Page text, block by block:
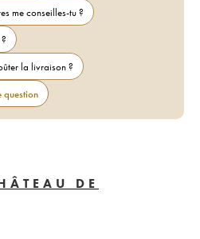
me conseilles-tu ?
la livraison ?
question
DE